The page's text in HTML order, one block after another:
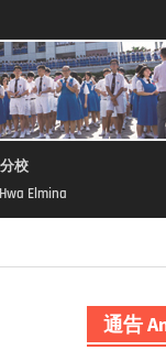
校
Elmina
通告